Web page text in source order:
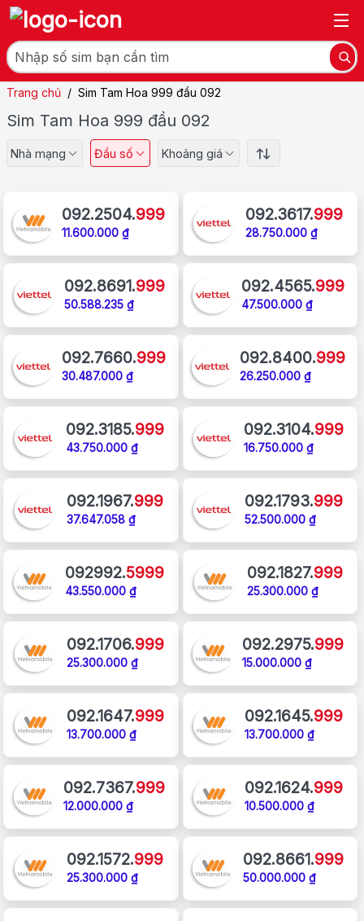
Trang chủ / Sim Tam Hoa 999 đầu 092
Sim Tam Hoa 999 đầu 092
Nhà mạng Đầu số Khoảng giá
092.2504.999
11.600.000 ₫
092.3617.999
28.750.000 ₫
092.8691.999
50.588.235 ₫
092.4565.999
47.500.000 ₫
092.7660.999
30.487.000 ₫
092.8400.999
26.250.000 ₫
092.3185.999
43.750.000 ₫
092.3104.999
16.750.000 ₫
092.1967.999
37.647.058 ₫
092.1793.999
52.500.000 ₫
092992.5999
43.550.000 ₫
092.1827.999
25.300.000 ₫
092.1706.999
25.300.000 ₫
092.2975.999
15.000.000 ₫
092.1647.999
13.700.000 ₫
092.1645.999
13.700.000 ₫
092.7367.999
12.000.000 ₫
092.1624.999
10.500.000 ₫
092.1572.999
25.300.000 ₫
092.8661.999
50.000.000 ₫